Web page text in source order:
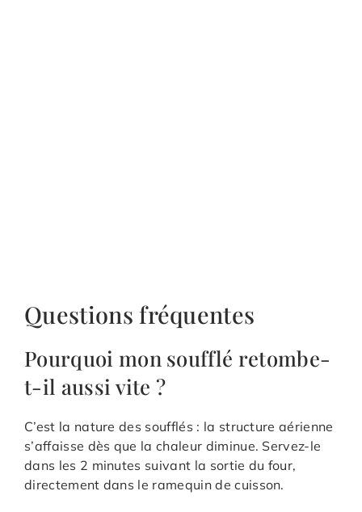
Questions fréquentes
Pourquoi mon soufflé retombe-
t-il aussi vite ?
C’est la nature des soufflés : la structure aérienne
s’affaisse dès que la chaleur diminue. Servez-le
dans les 2 minutes suivant la sortie du four,
directement dans le ramequin de cuisson.